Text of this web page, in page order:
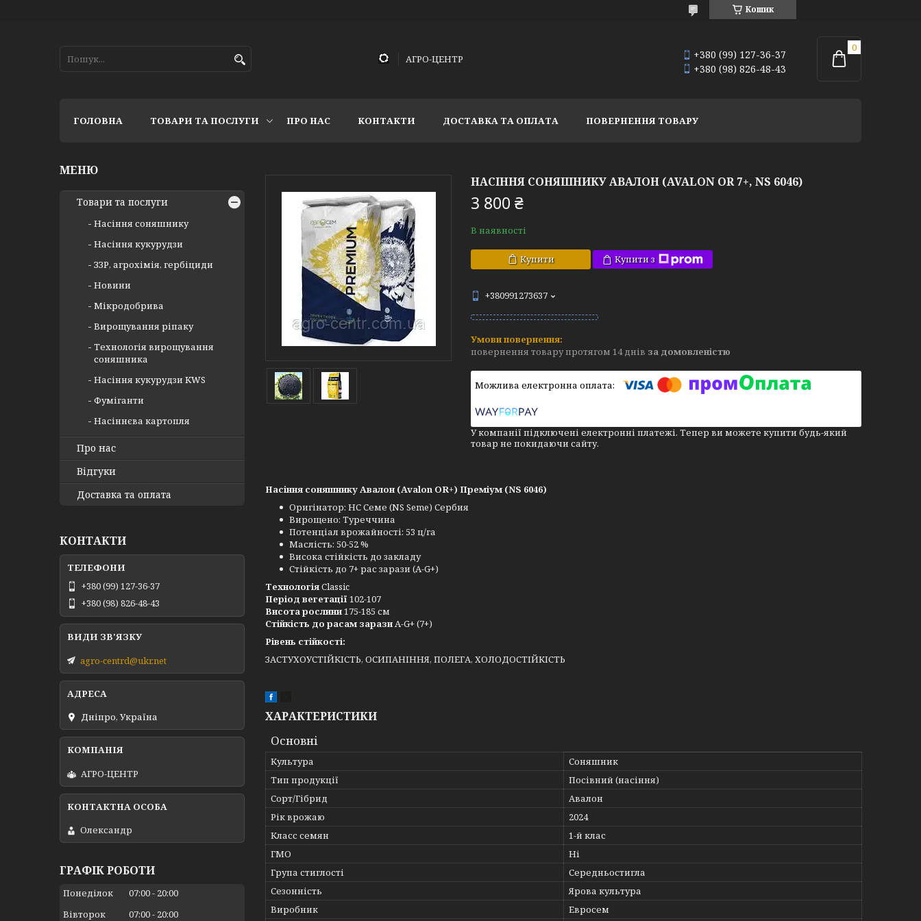
Кошик
АГРО-ЦЕНТР
+380 (99) 127-36-37
+380 (98) 826-48-43
ГОЛОВНА ТОВАРИ ТА ПОСЛУГИ ПРО НАС КОНТАКТИ ДОСТАВКА ТА ОПЛАТА ПОВЕРНЕННЯ ТОВАРУ
НАСІННЯ СОНЯШНИКУ АВАЛОН (AVALON OR 7+, NS 6046)
3 800 ₴
В наявності
Купити Купити з
+380991273637
повернення товару протягом 14 днів за домовленістю
У компанії підключені електронні платежі. Тепер ви можете купити будь-який
товар не покидаючи сайту.
Насіння соняшнику Авалон (Avalon OR+) Преміум (NS 6046)
Оригінатор: НС Семе (NS Seme) Сербия
Вирощено: Туреччина
Потенціал врожайності: 53 ц/га
Маслість: 50-52 %
Висока стійкість до закладу
Стійкість до 7+ рас зарази (A-G+)
ТехнологіяClassic
Період вегетації 102-107
Висота рослини175-185 см
Стійкість до расам заразиA-G+ (7+)
Рівень стійкості:
ЗАСТУХОУСТІЙКІСТЬ, ОСИПАНІННЯ, ПОЛЕГА, ХОЛОДОСТІЙКІСТЬ
ХАРАКТЕРИСТИКИ
Основні
Культура
Соняшник
Тип продукції
Посівний (насіння)
Сорт/Гібрид
Авалон
Рік врожаю
2024
Класс семян
1-й клас
ГМО
Ні
Група стиглості
Середньостигла
Сезонність
Ярова культура
Виробник
Евросем
Товари та послуги
Насіння соняшнику
Насіння кукурудзи
ЗЗР, агрохімія, гербіциди
Новини
Мікродобрива
Вирощування ріпаку
Технологія вирощування
соняшника
Насіння кукурудзи KWS
Фуміганти
Насіннєва картопля
Про нас
Відгуки
Доставка та оплата
КОНТАКТИ
+380 (99) 127-36-37
+380 (98) 826-48-43
agro-centrd@ukr.net
Дніпро, Україна
АГРО-ЦЕНТР
Олександр
ГРАФІК РОБОТИ
Понеділок 07:00
20:00
Вівторок
07:00 20:00